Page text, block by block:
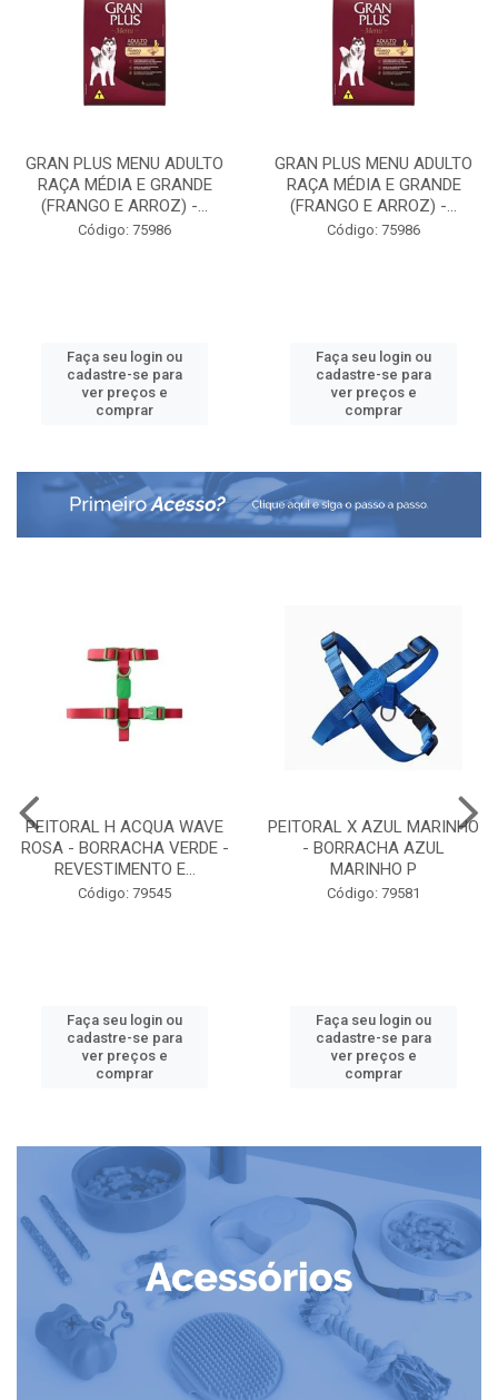
GRAN PLUS MENU ADULTO
RAÇA MÉDIA E GRANDE
(FRANGO E ARROZ) -...
Código: 75986
Faça seu login ou
cadastre-se para
ver preços e
comprar
GRAN PLUS MENU ADULTO
RAÇA MÉDIA E GRANDE
(FRANGO E ARROZ) -...
Código: 75986
Faça seu login ou
cadastre-se para
ver preços e
comprar
PEITORAL H ACQUA WAVE
ROSA - BORRACHA VERDE -
REVESTIMENTO E...
Código: 79545
Faça seu login ou
cadastre-se para
ver preços e
comprar
PEITORAL X AZUL MARINHO
- BORRACHA AZUL
MARINHO P
Código: 79581
Faça seu login ou
cadastre-se para
ver preços e
comprar